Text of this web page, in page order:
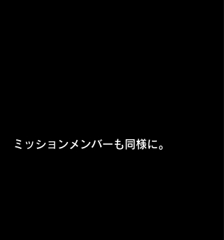
ミッションメンバーも同様に。